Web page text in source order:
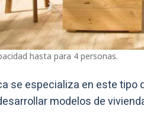
hasta para 4 personas.
se especializa en este
modelos de